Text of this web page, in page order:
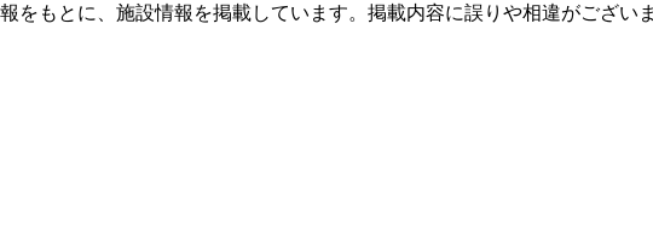
をもとに、施設情報を掲載しています。掲載内容に誤りや相違がござ